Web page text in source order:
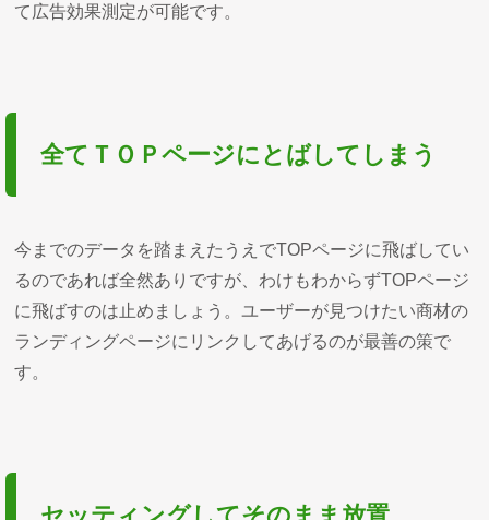
て広告効果測定が可能です。
全てＴＯＰページにとばしてしまう
今までのデータを踏まえたうえでTOPページに飛ばしてい
るのであれば全然ありですが、わけもわからずTOPページ
に飛ばすのは止めましょう。ユーザーが見つけたい商材の
ランディングページにリンクしてあげるのが最善の策で
す。